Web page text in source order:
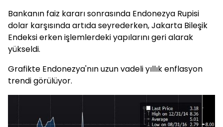
Bankanın faiz kararı sonrasında Endonezya Rupisi
dolar karşısında artıda seyrederken, Jakarta Bileşik
Endeksi erken işlemlerdeki yapılarını geri alarak
yükseldi.
Grafikte Endonezya'nın uzun vadeli yıllık enflasyon
trendi görülüyor.